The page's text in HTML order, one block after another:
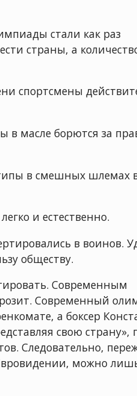
стали как раз
страны, а
спортсмены
в масле борются за
в смешных шлемах
и естественно.
в воинов.
обществу.
Современным
Современный
а боксер
свою страну»,
Следовательно,
можно